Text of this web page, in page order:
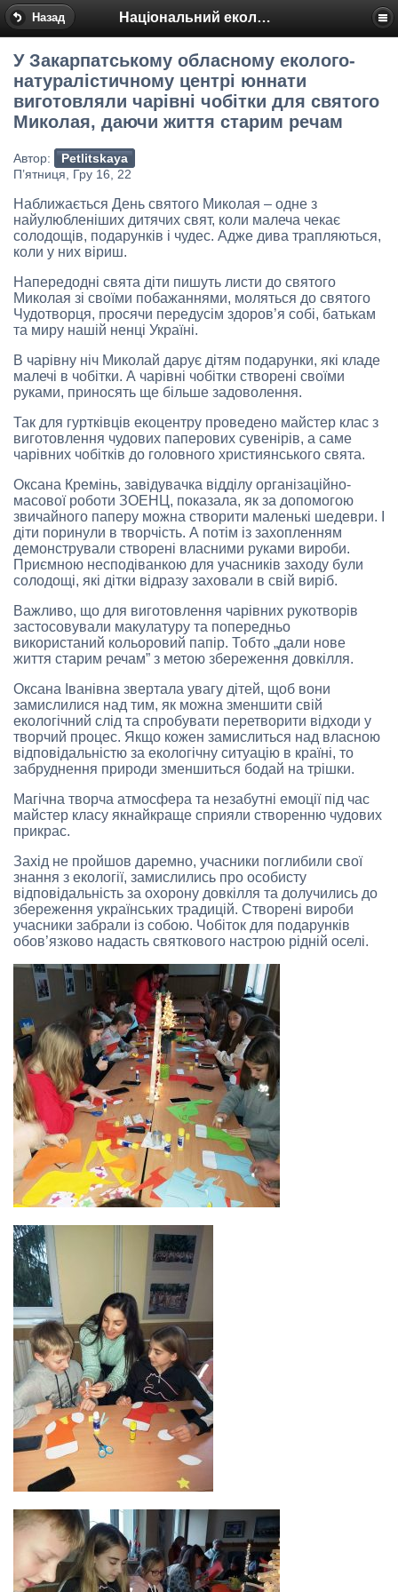
Назад Національний еколого-натуралістичний центр
У Закарпатському обласному еколого-
натуралістичному центрі юннати
виготовляли чарівні чобітки для святого
Миколая, даючи життя старим речам
Автор:
Petlitskaya
П’ятниця, Гру 16, 22
Наближається День святого Миколая – одне з
найулюбленіших дитячих свят, коли малеча чекає
солодощів, подарунків і чудес. Адже дива трапляються,
коли у них віриш.
Напередодні свята діти пишуть листи до святого
Миколая зі своїми побажаннями, моляться до святого
Чудотворця, просячи передусім здоров’я собі, батькам
та миру нашій ненці Україні.
В чарівну ніч Миколай дарує дітям подарунки, які кладе
малечі в чобітки. А чарівні чобітки створені своїми
руками, приносять ще більше задоволення.
Так для гуртківців екоцентру проведено майстер клас з
виготовлення чудових паперових сувенірів, а саме
чарівних чобітків до головного християнського свята.
Оксана Кремінь, завідувачка відділу організаційно-
масової роботи ЗОЕНЦ, показала, як за допомогою
звичайного паперу можна створити маленькі шедеври. І
діти поринули в творчість. А потім із захопленням
демонстрували створені власними руками вироби.
Приємною несподіванкою для учасників заходу були
солодощі, які дітки відразу заховали в свій виріб.
Важливо, що для виготовлення чарівних рукотворів
застосовували макулатуру та попередньо
використаний кольоровий папір. Тобто „дали нове
життя старим речам” з метою збереження довкілля.
Оксана Іванівна звертала увагу дітей, щоб вони
замислилися над тим, як можна зменшити свій
екологічний слід та спробувати перетворити відходи у
творчий процес. Якщо кожен замислиться над власною
відповідальністю за екологічну ситуацію в країні, то
забруднення природи зменшиться бодай на трішки.
Магічна творча атмосфера та незабутні емоції під час
майстер класу якнайкраще сприяли створенню чудових
прикрас.
Захід не пройшов даремно, учасники поглибили свої
знання з екології, замислились про особисту
відповідальність за охорону довкілля та долучились до
збереження українських традицій. Створені вироби
учасники забрали із собою. Чобіток для подарунків
обов’язково надасть святкового настрою рідній оселі.